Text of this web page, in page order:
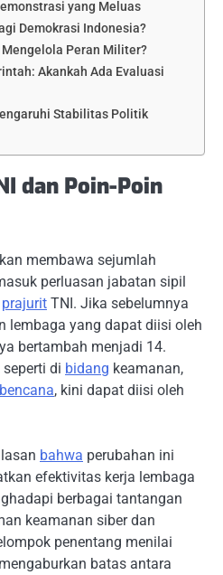
yang Meluas
Demokrasi Indonesia?
Peran Militer?
Akankah Ada Evaluasi
Stabilitas Politik
dan Poin-Poin
membawa sejumlah
perluasan jabatan sipil
prajurit TNI. Jika sebelumnya
lembaga yang dapat diisi oleh
bertambah menjadi 14.
di bidang keamanan,
bencana, kini dapat diisi oleh
bahwa perubahan ini
efektivitas kerja lembaga
berbagai tantangan
keamanan siber dan
penentang menilai
batas antara